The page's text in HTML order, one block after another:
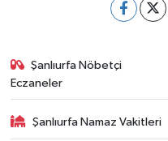
Şanlıurfa Nöbetçi
Eczaneler
Şanlıurfa Namaz Vakitleri